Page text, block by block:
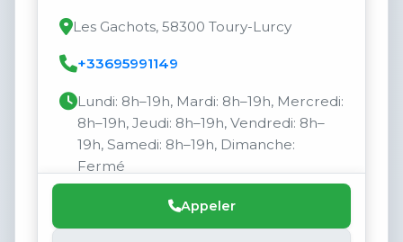
Les Gachots, 58300 Toury-Lurcy
+33695991149
Lundi: 8h–19h, Mardi: 8h–19h, Mercredi:
8h–19h, Jeudi: 8h–19h, Vendredi: 8h–
19h, Samedi: 8h–19h, Dimanche:
Fermé
Appeler